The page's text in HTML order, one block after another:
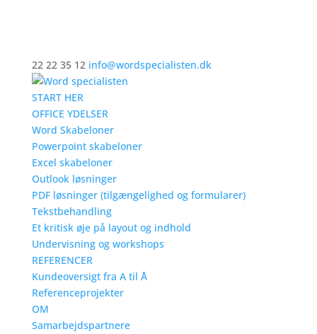
22 22 35 12 info@wordspecialisten.dk
START HER
OFFICE YDELSER
Word Skabeloner
Powerpoint skabeloner
Excel skabeloner
Outlook løsninger
PDF løsninger (tilgængelighed og formularer)
Tekstbehandling
Et kritisk øje på layout og indhold
Undervisning og workshops
REFERENCER
Kundeoversigt fra A til Å
Referenceprojekter
OM
Samarbejdspartnere